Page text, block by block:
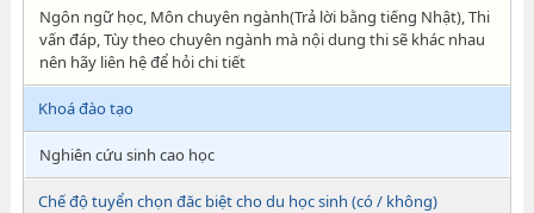
Ngôn ngữ học, Môn chuyên ngành(Trả lời bằng tiếng Nhật), Thi
vấn đáp, Tùy theo chuyên ngành mà nội dung thi sẽ khác nhau
nên hãy liên hệ để hỏi chi tiết
Khoá đào tạo
Nghiên cứu sinh cao học
Chế độ tuyển chọn đăc biệt cho du học sinh (có / không)